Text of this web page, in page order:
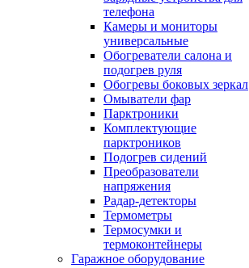
телефона
Камеры и мониторы
универсальные
Обогреватели салона и
подогрев руля
Обогревы боковых зеркал
Омыватели фар
Парктроники
Комплектующие
парктроников
Подогрев сидений
Преобразователи
напряжения
Радар-детекторы
Термометры
Термосумки и
термоконтейнеры
Гаражное оборудование